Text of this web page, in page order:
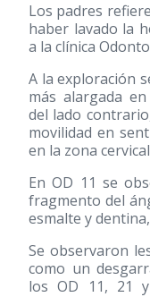
Los padres
haber lavado la
a la clínica
A la exploración
más alargada
del lado
movilidad en
en la zona
En OD 11 se
fragmento del
esmalte y
Se observaron
como un
los OD 11, 21